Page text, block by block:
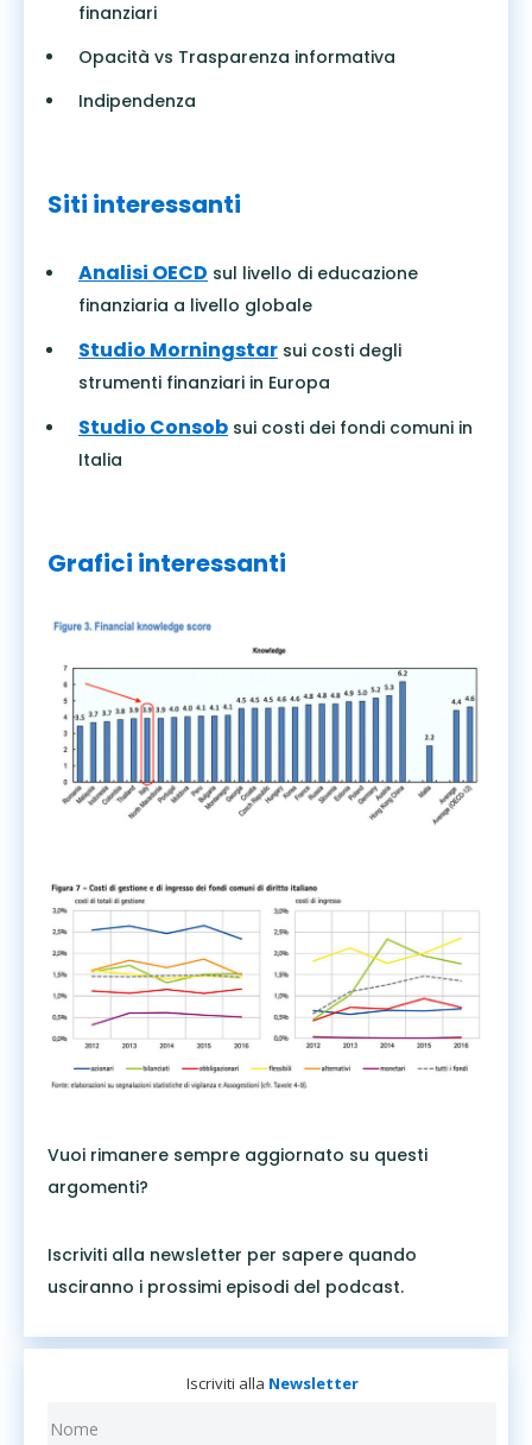
finanziari
Opacità vs Trasparenza informativa
Indipendenza
Siti interessanti
Analisi OECD sul livello di educazione
finanziaria a livello globale
Studio Morningstar sui costi degli
strumenti finanziari in Europa
Studio Consob sui costi dei fondi comuni in
Italia
Grafici interessanti
Vuoi rimanere sempre aggiornato su questi
argomenti?
Iscriviti alla newsletter per sapere quando
usciranno i prossimi episodi del podcast.
Iscriviti alla Newsletter